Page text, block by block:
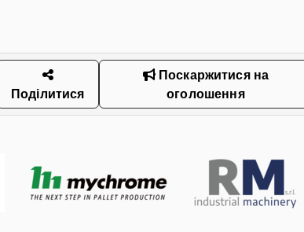
Поділитися
Поскаржитися на
оголошення